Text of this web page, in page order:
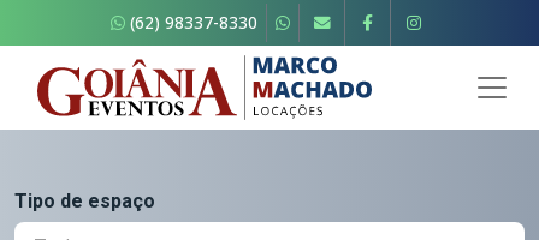
(62) 98337-8330
Tipo de espaço